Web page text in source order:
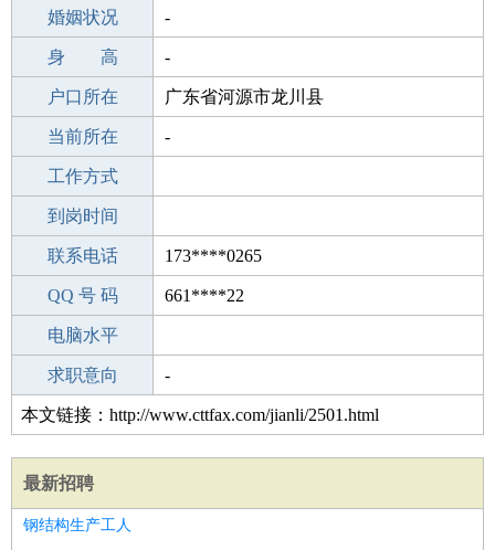
出生年月 1996-01-31
婚姻状况 -
学 历 高中
身 高 -
毕业学校 吴川川西中学
户口所在 广东省河源市龙川县
所学专业 -
当前所在 -
工作经验
工作方式
驾 照
到岗时间
期望月薪
联系电话 173****0265
手机号码 173****0265
QQ 号 码 661****22
微信号码
电脑水平
外语水平
求职意向 -
本文链接：http://www.cttfax.com/jianli/2501.html
最新招聘
钢结构生产工人